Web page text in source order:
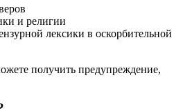
и религии
лексики в оскорбительной
получить предупреждение,